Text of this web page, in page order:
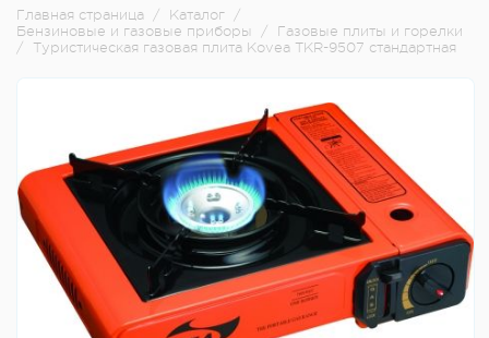
Главная страница / Каталог /
Бензиновые и газовые приборы
/
Газовые плиты и горелки
/
Туристическая газовая плита Kovea TKR-9507 стандартная